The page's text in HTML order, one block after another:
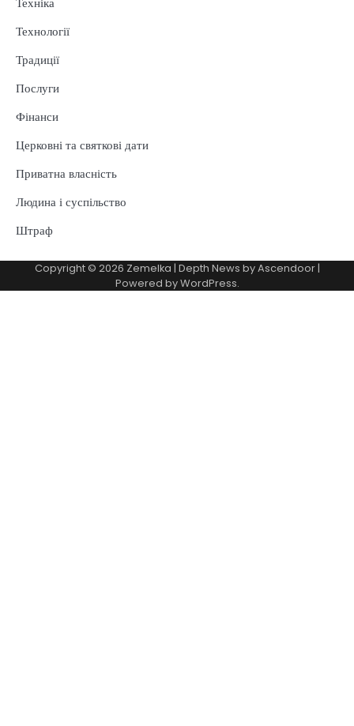
Технології
Традиції
Послуги
Фінанси
Церковні та святкові дати
Приватна власність
Людина і суспільство
Штраф
Copyright © 2026 Zemelka | Depth News byAscendoor|
Powered byWordPress.